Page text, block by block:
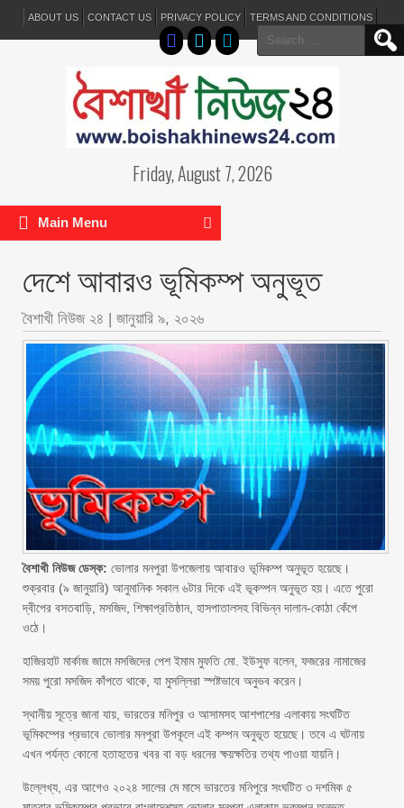
ABOUT US CONTACT US PRIVACY POLICY TERMS AND CONDITIONS
Search
for:
Friday, August 7, 2026
Main Menu
দেশে আবারও ভূমিকম্প অনুভূত
বৈশাখী নিউজ ২৪ | জানুয়ারি ৯, ২০২৬
বৈশাখী নিউজ ডেস্ক: ভোলার মনপুরা উপজেলায় আবারও ভূমিকম্প অনুভূত হয়েছে।
শুক্রবার (৯ জানুয়ারি) আনুমানিক সকাল ৬টার দিকে এই ভূকম্পন অনুভূত হয়। এতে পুরো
দ্বীপের বসতবাড়ি, মসজিদ, শিক্ষাপ্রতিষ্ঠান, হাসপাতালসহ বিভিন্ন দালান-কোঠা কেঁপে
ওঠে।
হাজিরহাট মার্কাজ জামে মসজিদের পেশ ইমাম মুফতি মো. ইউসুফ বলেন, ফজরের নামাজের
সময় পুরো মসজিদ কাঁপতে থাকে, যা মুসল্লিরা স্পষ্টভাবে অনুভব করেন।
স্থানীয় সূত্রে জানা যায়, ভারতের মনিপুর ও আসামসহ আশপাশের এলাকায় সংঘটিত
ভূমিকম্পের প্রভাবে ভোলার মনপুরা উপকূলে এই কম্পন অনুভূত হয়েছে। তবে এ ঘটনায়
এখন পর্যন্ত কোনো হতাহতের খবর বা বড় ধরনের ক্ষয়ক্ষতির তথ্য পাওয়া যায়নি।
উল্লেখ্য, এর আগেও ২০২৪ সালের মে মাসে ভারতের মনিপুরে সংঘটিত ৩ দশমিক ৫